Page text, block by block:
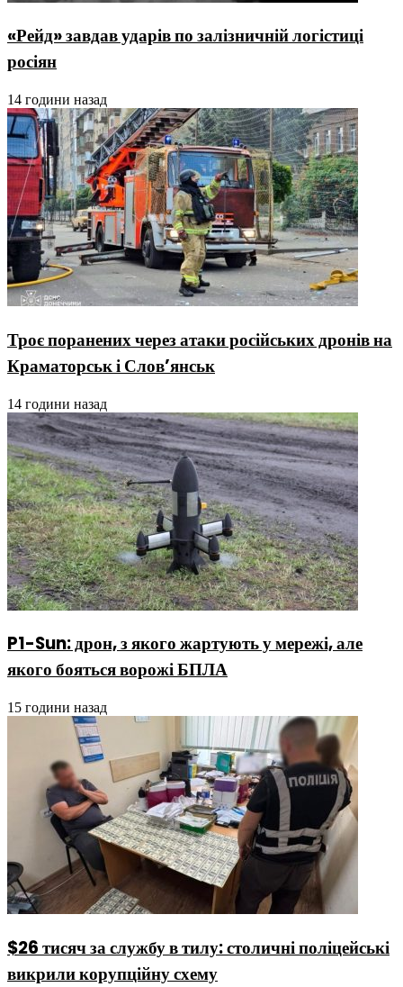
«Рейд» завдав ударів по залізничній логістиці
росіян
14 години назад
Троє поранених через атаки російських дронів на
Краматорськ і Слов’янськ
14 години назад
P1-Sun: дрон, з якого жартують у мережі, але
якого бояться ворожі БПЛА
15 години назад
$26 тисяч за службу в тилу: столичні поліцейські
викрили корупційну схему